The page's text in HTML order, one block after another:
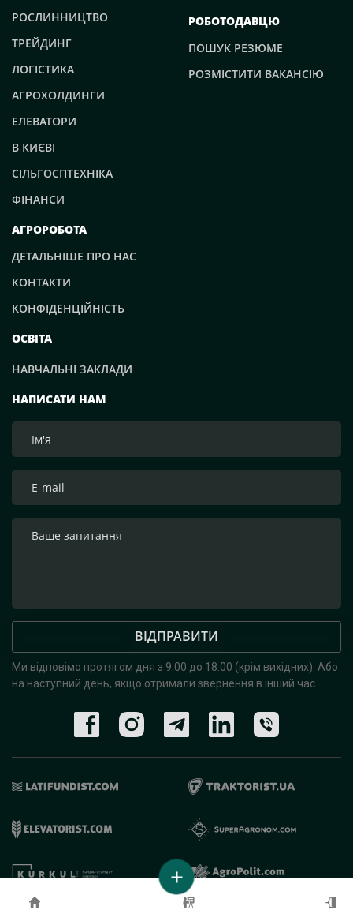
НАПИСАТИ НАМ
ВІДПРАВИТИ
Ми відповімо протягом дня з 9:00 до 18:00 (крім вихідних). Або
на наступний день, якщо отримали звернення в інший час.
РОСЛИННИЦТВО
ТРЕЙДИНГ
ЛОГІСТИКА
АГРОХОЛДИНГИ
ЕЛЕВАТОРИ
В КИЄВІ
СІЛЬГОСПТЕХНІКА
ФІНАНСИ
РОБОТОДАВЦЮ
ПОШУК РЕЗЮМЕ
РОЗМІСТИТИ ВАКАНСІЮ
АГРОРОБОТА
ДЕТАЛЬНІШЕ ПРО НАС
КОНТАКТИ
КОНФІДЕНЦІЙНІСТЬ
ОСВІТА
НАВЧАЛЬНІ ЗАКЛАДИ